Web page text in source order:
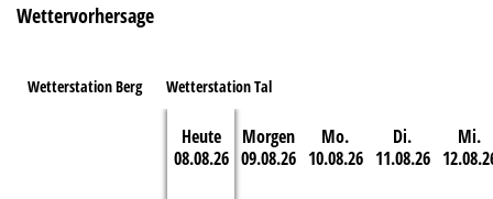
Wettervorhersage
Wetterstation Berg Wetterstation Tal
Heute
08.08.26
Morgen
09.08.26
Mo.
10.08.26
Di.
11.08.26
Mi.